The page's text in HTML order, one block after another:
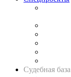
Судебная база